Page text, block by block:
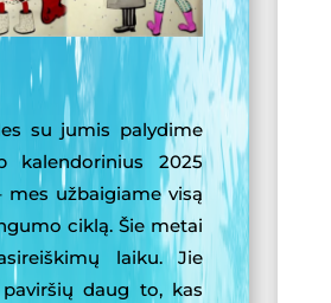
su jumis palydime
kalendorinius 2025
mes užbaigiame visą
ciklą. Šie metai
laiku. Jie
daug to, kas